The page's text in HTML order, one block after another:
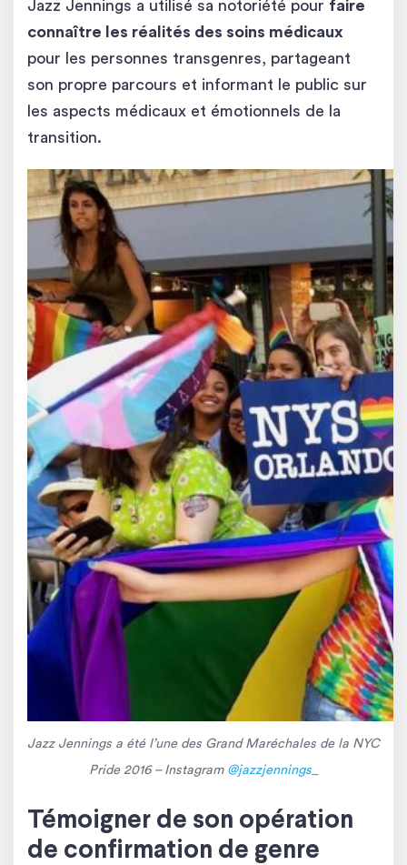
Jazz Jennings a utilisé sa notoriété pour faire
connaître les réalités des soins médicaux
pour les personnes transgenres, partageant
son propre parcours et informant le public sur
les aspects médicaux et émotionnels de la
transition.
Jazz Jennings a été l’une des Grand Maréchales de la NYC
Pride 2016– Instagram @jazzjennings_
Témoigner de son opération
de confirmation de genre